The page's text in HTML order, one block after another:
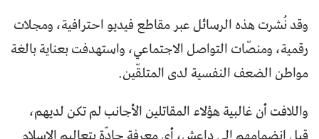
وقد نُشرت هذه الرسائل عبر مقاطع فيديو احترافية، ومجلات
رقمية، ومنصّات التواصل الاجتماعي، واستهدفت بعناية بالغة
مواطن الضعف النفسية لدى المتلقّين.
واللافت أن غالبية هؤلاء المقاتلين الأجانب لم تكن لديهم،